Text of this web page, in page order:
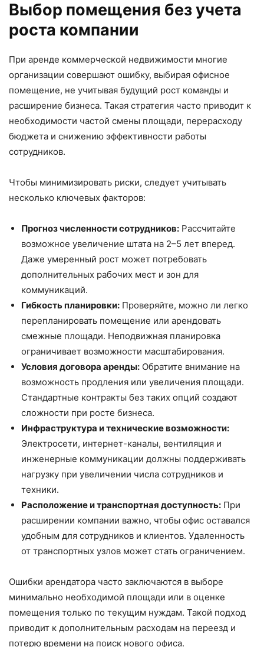
Выбор помещения без учета
роста компании
При аренде коммерческой недвижимости многие
организации совершают ошибку, выбирая офисное
помещение, не учитывая будущий рост команды и
расширение бизнеса. Такая стратегия часто приводит к
необходимости частой смены площади, перерасходу
бюджета и снижению эффективности работы
сотрудников.
Чтобы минимизировать риски, следует учитывать
несколько ключевых факторов:
Прогноз численности сотрудников: Рассчитайте
возможное увеличение штата на 2–5 лет вперед.
Даже умеренный рост может потребовать
дополнительных рабочих мест и зон для
коммуникаций.
Гибкость планировки: Проверяйте, можно ли легко
перепланировать помещение или арендовать
смежные площади. Неподвижная планировка
ограничивает возможности масштабирования.
Условия договора аренды: Обратите внимание на
возможность продления или увеличения площади.
Стандартные контракты без таких опций создают
сложности при росте бизнеса.
Инфраструктура и технические возможности:
Электросети, интернет-каналы, вентиляция и
инженерные коммуникации должны поддерживать
нагрузку при увеличении числа сотрудников и
техники.
Расположение и транспортная доступность: При
расширении компании важно, чтобы офис оставался
удобным для сотрудников и клиентов. Удаленность
от транспортных узлов может стать ограничением.
Ошибки арендатора часто заключаются в выборе
минимально необходимой площади или в оценке
помещения только по текущим нуждам. Такой подход
приводит к дополнительным расходам на переезд и
потерю времени на поиск нового офиса.